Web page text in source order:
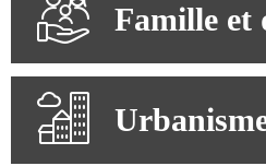
Famille et